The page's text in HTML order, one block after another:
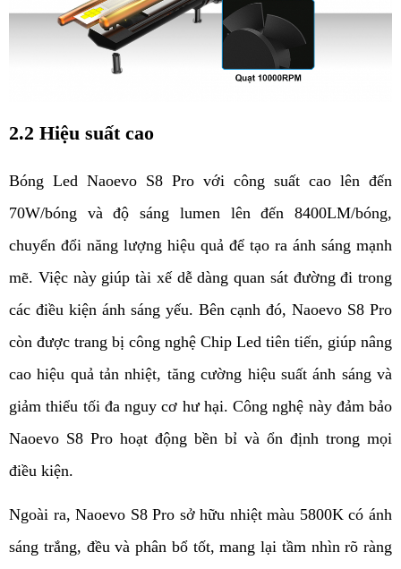
2.2 Hiệu suất cao
Bóng Led Naoevo S8 Pro với công suất cao lên đến
70W/bóng và độ sáng lumen lên đến 8400LM/bóng,
chuyển đổi năng lượng hiệu quả để tạo ra ánh sáng mạnh
mẽ. Việc này giúp tài xế dễ dàng quan sát đường đi trong
các điều kiện ánh sáng yếu. Bên cạnh đó, Naoevo S8 Pro
còn được trang bị công nghệ Chip Led tiên tiến, giúp nâng
cao hiệu quả tản nhiệt, tăng cường hiệu suất ánh sáng và
giảm thiểu tối đa nguy cơ hư hại. Công nghệ này đảm bảo
Naoevo S8 Pro hoạt động bền bỉ và ổn định trong mọi
điều kiện.
Ngoài ra, Naoevo S8 Pro sở hữu nhiệt màu 5800K có ánh
sáng trắng, đều và phân bổ tốt, mang lại tầm nhìn rõ ràng